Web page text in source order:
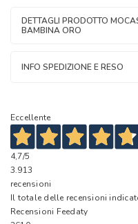
DETTAGLI PRODOTTO
BAMBINA ORO
INFO SPEDIZIONE E RESO
Eccellente
4,7/5
3.913
recensioni
Il totale delle recensioni
Recensioni Feedaty